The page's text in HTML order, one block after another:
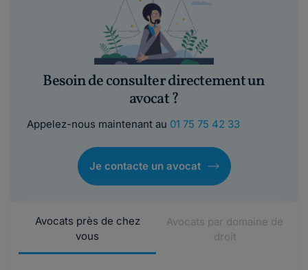
Besoin de consulter directement un
avocat ?
Appelez-nous maintenant au 01 75 75 42 33
Je contacte un avocat
Avocats près de chez
vous
Avocats par domaine de
droit